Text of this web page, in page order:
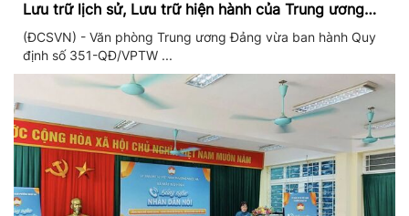
Lưu trữ lịch sử, Lưu trữ hiện hành của Trung ương
Đảng và Văn phòng Trung ương Đảng
(ĐCSVN) - Văn phòng Trung ương Đảng vừa ban hành Quy
định số 351-QĐ/VPTW ...